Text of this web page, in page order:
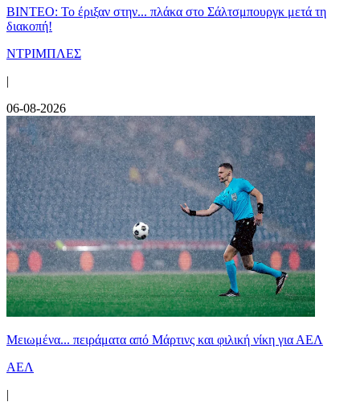
ΒΙΝΤΕΟ: Το έριξαν στην... πλάκα στο Σάλτσμπουργκ μετά τη
διακοπή!
ΝΤΡΙΜΠΛΕΣ
|
06-08-2026
Μειωμένα... πειράματα από Μάρτινς και φιλική νίκη για ΑΕΛ
ΑΕΛ
|